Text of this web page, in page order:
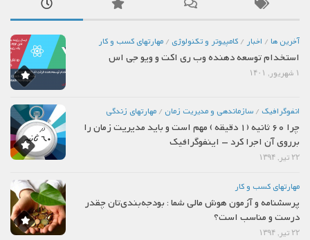
آخرین ها / اخبار / كامپيوتر و تكنولوژي / مهارتهاي كسب و كار
استخدام توسعه دهنده وب ری اکت و ویو جی اس
۱ شهریور, ۱۴۰۱
انفوگرافیک / سازماندهي و مديريت زمان / مهارتهاي زندگي
چرا 60 ثانیه (1 دقیقه ) مهم است و باید مدیریت زمان را
برروی آن اجرا کرد – اینفوگرافیک
۲۲ تیر, ۱۳۹۴
مهارتهاي كسب و كار
پرسشنامه و آزمون هوش مالی شما : بودجه‌بندی‌تان چقدر
درست و مناسب است؟
۲۲ تیر, ۱۳۹۴